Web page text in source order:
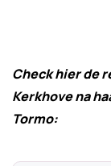
Check hier de
Kerkhove na
Tormo: